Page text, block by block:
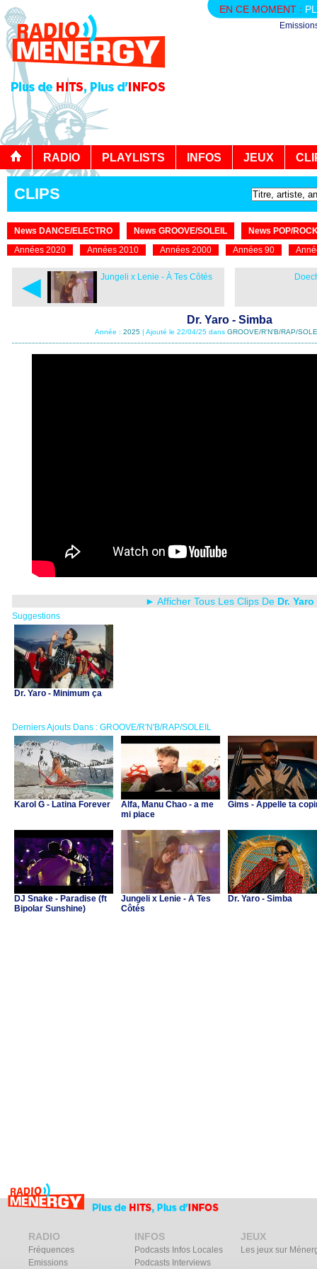
EN CE MOMENT :
RADIO PLAYLISTS INFOS JEUX
CLIPS
News DANCE/ELECTRO News GROOVE/SOLEIL
News POP/
Années 2020
Années 2010 Années 2000 Années 90
◄ Jungeli x Lenie - À Tes Côtés
Dr. Yaro - Simba
Année : 2025| Ajouté le 22/04/25 dans GROOVE/R'N'B/RAP/
► Afficher Tous Les Clips De Dr. Yaro
Suggestions
Dr. Yaro - Minimum ça
Derniers Ajouts Dans : GROOVE/R'N'B/RAP/SOLEIL
Karol G - Latina Forever
Alfa, Manu Chao - a me
mi piace
Gims - Appelle ta
DJ Snake - Paradise (ft
Bipolar Sunshine)
Jungeli x Lenie - À Tes
Côtés
Dr. Yaro - Simba
RADIO
Fréquences
Emissions
INFOS
Podcasts Infos Locales
Podcasts Interviews
JEUX
Les jeux sur